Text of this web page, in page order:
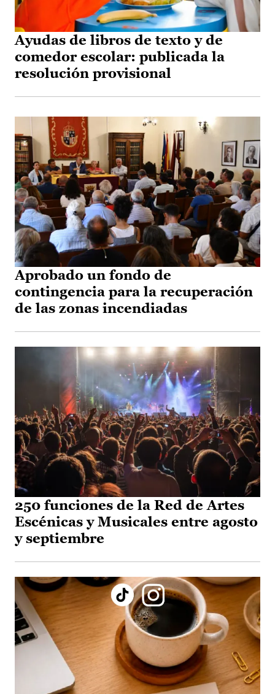
Ayudas de libros de texto y de
comedor escolar: publicada la
resolución provisional
Aprobado un fondo de
contingencia para la recuperación
de las zonas incendiadas
250 funciones de la Red de Artes
Escénicas y Musicales entre agosto
y septiembre